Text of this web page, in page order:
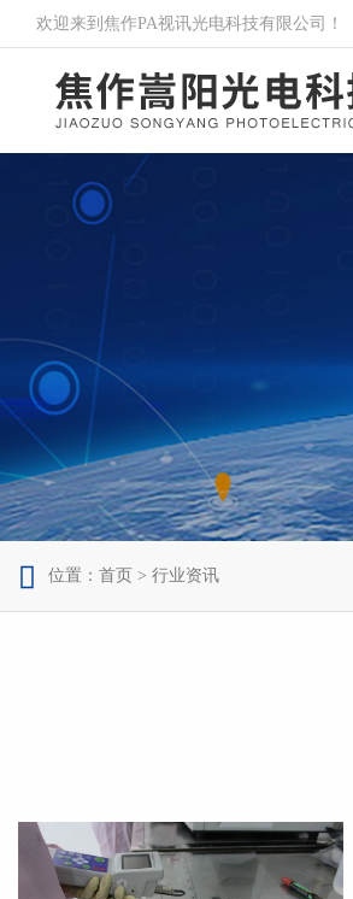
欢迎来到焦作PA视讯光电科技有限公司！
 位置： 首页 > 行业资讯